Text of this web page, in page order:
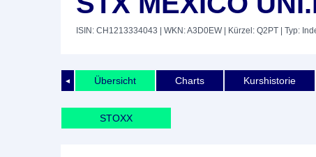
ISIN: CH1213334043 | WKN: A3D0EW| Kürzel: Q2PT | Typ:
◄ Übersicht Charts Kurshistorie
STOXX